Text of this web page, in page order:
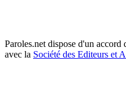
Paroles.net dispose d'un accord
avec la Société des Editeurs et